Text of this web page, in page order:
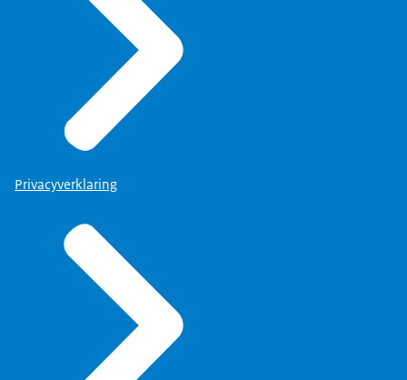
Privacyverklaring